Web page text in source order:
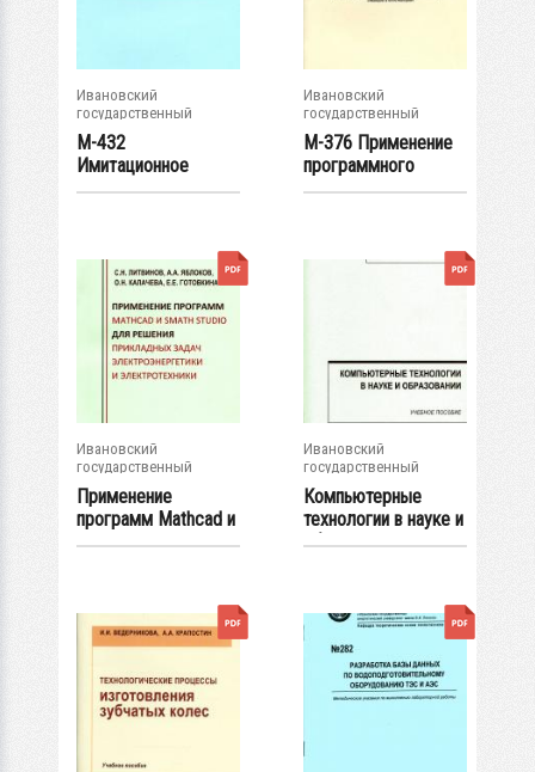
Ивановский
государственный
энергетический...
М-432
Имитационное
моделирование
Ивановский
государственный
энергетический...
М-376 Применение
программного
комплекса
Ивановский
государственный
энергетический...
Применение
программ Mathcad и
SMath Studio для...
Ивановский
государственный
энергетический...
Компьютерные
технологии в науке и
образовании